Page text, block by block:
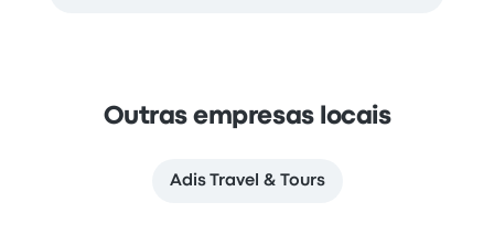
Outras empresas locais
Adis Travel & Tours